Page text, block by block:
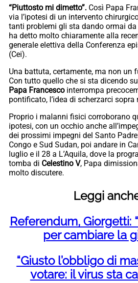
“Piuttosto mi dimetto”. Così Papa
via l’ipotesi di un intervento
tanti problemi gli sta dando ormai
ha detto molto chiaramente alla
generale elettiva della Conferenza
(Cei).
Una battuta, certamente, ma non un
Con tutto quello che si sta dicendo
Papa Francesco interrompa
pontificato, l’idea di scherzarci sopra
Proprio i malanni fisici corroborano
ipotesi, con un occhio anche
dei prossimi impegni del Santo
Congo e Sud Sudan, poi andare in
luglio e il 28 a L’Aquila, dove la
tomba di Celestino V, Papa
molto discutere.
Leggi
Referendum, Giorgetti:
per cambiare la
“Giusto l’obbligo di
votare: il virus sta